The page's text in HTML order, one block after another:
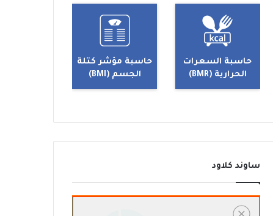
حاسبة السعرات
الحرارية (BMR)
حاسبة مؤشر كتلة
الجسم (BMI)
ساوند كلاود